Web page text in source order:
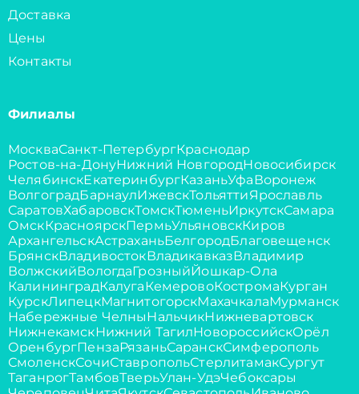
Доставка
Цены
Контакты
Филиалы
МоскваСанкт-ПетербургКраснодар
Ростов-на-ДонуНижний НовгородНовосибирск
ЧелябинскЕкатеринбургКазаньУфаВоронеж
ВолгоградБарнаулИжевскТольяттиЯрославль
СаратовХабаровскТомскТюменьИркутскСамара
ОмскКрасноярскПермьУльяновскКиров
АрхангельскАстраханьБелгородБлаговещенск
БрянскВладивостокВладикавказВладимир
ВолжскийВологдаГрозныйЙошкар-Ола
КалининградКалугаКемеровоКостромаКурган
КурскЛипецкМагнитогорскМахачкалаМурманск
Набережные ЧелныНальчикНижневартовск
НижнекамскНижний ТагилНовороссийскОрёл
ОренбургПензаРязаньСаранскСимферополь
СмоленскСочиСтавропольСтерлитамакСургут
ТаганрогТамбовТверьУлан-УдэЧебоксары